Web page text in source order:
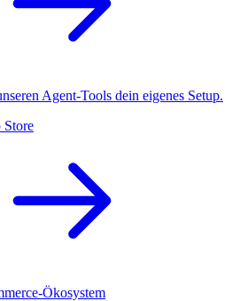
Agent-Tools dein eigenes Setup.
Store
Ökosystem